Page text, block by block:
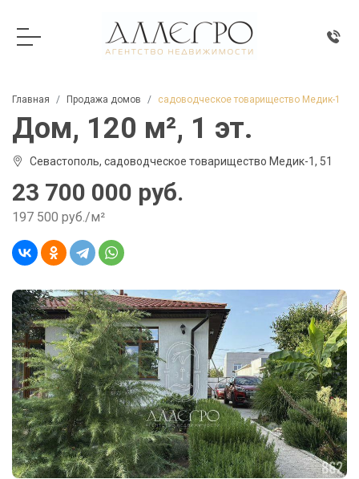
Главная Продажа домов садоводческое товарищество Медик-1
Дом, 120 м², 1 эт.
Севастополь, садоводческое товарищество Медик-1, 51
23 700 000 руб.
197 500 руб./м²